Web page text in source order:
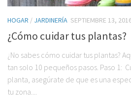
HOGAR / JARDINERÍA SEPTIEMBRE 13,
¿Cómo cuidar tus plantas?
¿No sabes cómo cuidar tus plantas?
tan solo 10 pequeños pasos. Paso 1:
planta, asegúrate de que es una
tu zona....